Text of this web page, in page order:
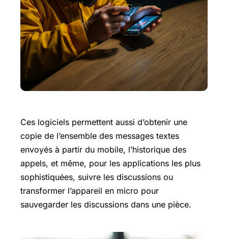
Ces logiciels permettent aussi d’obtenir une
copie de l’ensemble des messages textes
envoyés à partir du mobile, l’historique des
appels, et même, pour les applications les plus
sophistiquées, suivre les discussions ou
transformer l’appareil en micro pour
sauvegarder les discussions dans une pièce.